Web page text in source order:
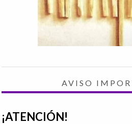
AVISO
¡ATENCIÓN!